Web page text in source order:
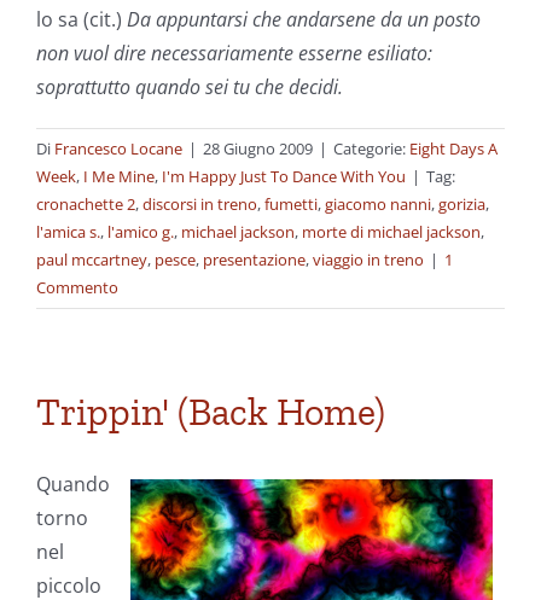
lo sa (cit.) Da appuntarsi che andarsene da un posto
non vuol dire necessariamente esserne esiliato:
soprattutto quando sei tu che decidi.
Di Francesco Locane | 28 Giugno 2009 | Categorie: Eight Days A
Week, I Me Mine, I'm Happy Just To Dance With You | Tag:
cronachette 2,discorsi in treno,fumetti,giacomo nanni,gorizia,
l'amica s., l'amico g., michael jackson, morte di michael jackson,
paul mccartney, pesce, presentazione,viaggio in treno | 1
Commento
Trippin' (Back Home)
Quando
torno
nel
piccolo